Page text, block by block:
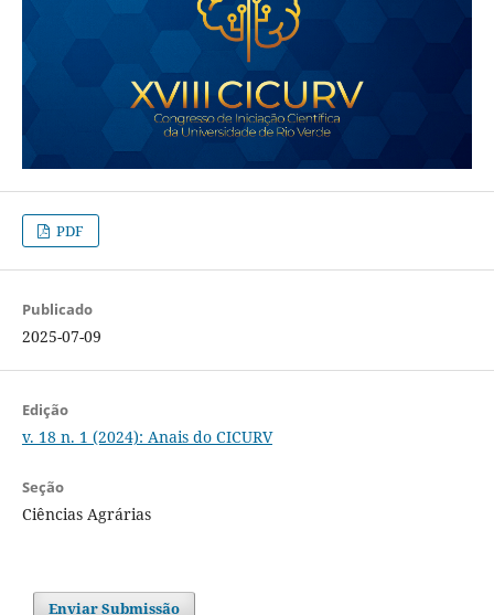
PDF
Publicado
2025-07-09
Edição
v. 18 n. 1 (2024): Anais do CICURV
Seção
Ciências Agrárias
Enviar Submissão